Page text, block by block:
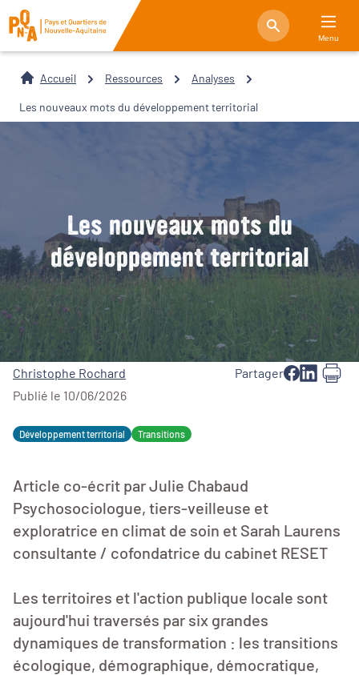
Menu
Accueil Ressources Analyses
Les nouveaux mots du développement territorial
Les nouveaux mots du
développement territorial
Christophe Rochard
Publié le 10/06/2026
Partager
Développement territorial Transitions
Article co-écrit par Julie Chabaud
Psychosociologue, tiers-veilleuse et
exploratrice en climat de soin et Sarah Laurens
consultante / cofondatrice du cabinet RESET
Les territoires et l'action publique locale sont
aujourd'hui traversés par six grandes
dynamiques de transformation : les transitions
écologique, démographique, démocratique,